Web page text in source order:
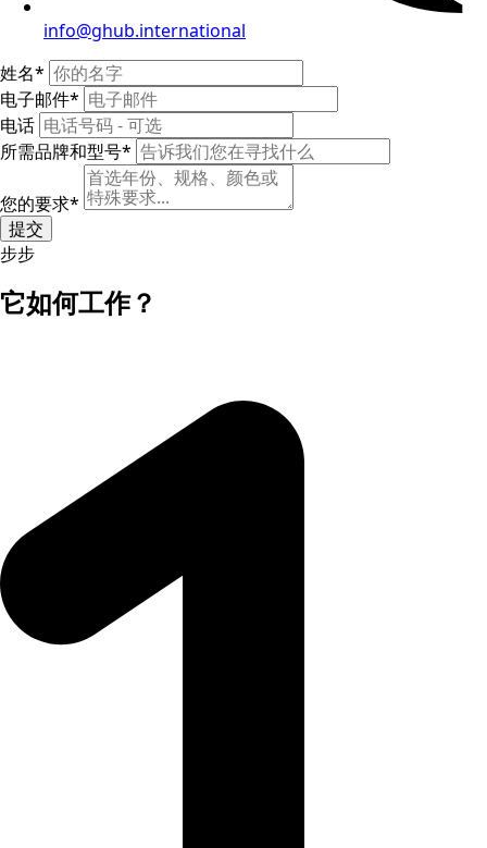
info@ghub.international
姓名*
电子邮件*
电话
所需品牌和型号*
您的要求*
提交
步步
它如何工作？